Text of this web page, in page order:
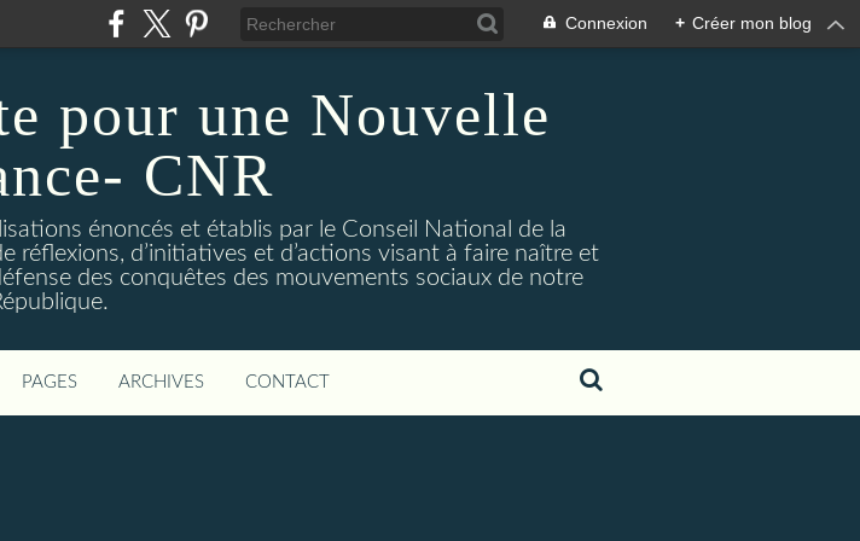
Connexion + Créer mon blog
pour une Nouvelle
CNR
énoncés et établis par le Conseil National de la
réflexions, d’initiatives et d’actions visant à faire naître et
des conquêtes des mouvements sociaux de notre
PAGES ARCHIVES CONTACT